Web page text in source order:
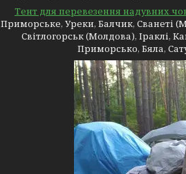
Тент для перевезення надувних
Приморське, Уреки, Балчик, Сванеті
Світлогорськ (Молдова), Іраклі,
Приморсько, Бяла,